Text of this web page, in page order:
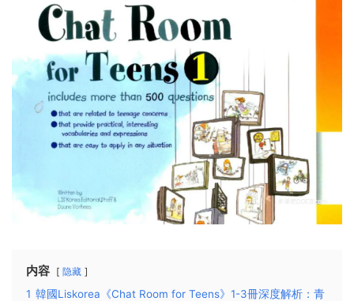
内容 隐藏
1 韓國Liskorea《Chat Room for Teens》1-3冊深度解析：青